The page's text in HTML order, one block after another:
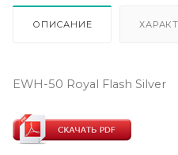
ОПИСАНИЕ
EWH-50 Royal Flash Silver